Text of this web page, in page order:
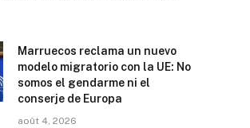
Marruecos reclama un nuevo
modelo migratorio con la UE: No
somos el gendarme ni el
conserje de Europa
août 4, 2026